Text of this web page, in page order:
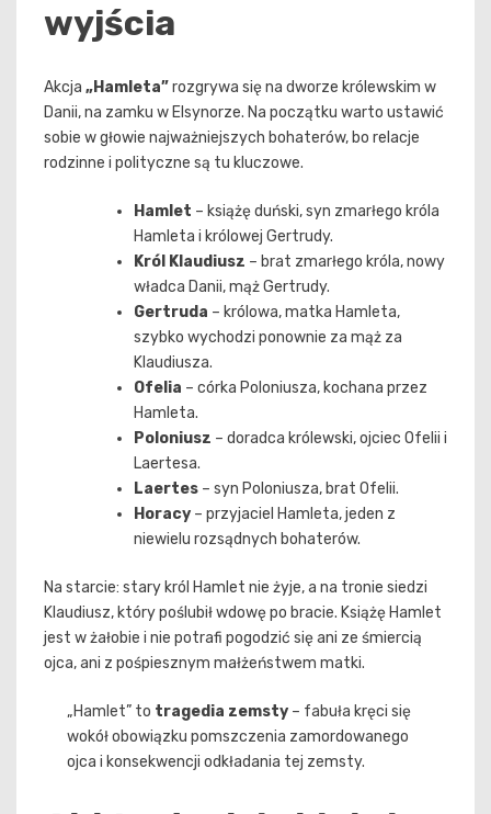
wyjścia
Akcja „Hamleta”rozgrywa się na dworze królewskim w
Danii, na zamku w Elsynorze. Na początku warto ustawić
sobie w głowie najważniejszych bohaterów, bo relacje
rodzinne i polityczne są tu kluczowe.
Hamlet – książę duński, syn zmarłego króla
Hamleta i królowej Gertrudy.
Król Klaudiusz – brat zmarłego króla, nowy
władca Danii, mąż Gertrudy.
Gertruda – królowa, matka Hamleta,
szybko wychodzi ponownie za mąż za
Klaudiusza.
Ofelia – córka Poloniusza, kochana przez
Hamleta.
Poloniusz – doradca królewski, ojciec Ofelii i
Laertesa.
Laertes – syn Poloniusza, brat Ofelii.
Horacy – przyjaciel Hamleta, jeden z
niewielu rozsądnych bohaterów.
Na starcie: stary król Hamlet nie żyje, a na tronie siedzi
Klaudiusz, który poślubił wdowę po bracie. Książę Hamlet
jest w żałobie i nie potrafi pogodzić się ani ze śmiercią
ojca, ani z pośpiesznym małżeństwem matki.
„Hamlet” to tragedia zemsty – fabuła kręci się
wokół obowiązku pomszczenia zamordowanego
ojca i konsekwencji odkładania tej zemsty.